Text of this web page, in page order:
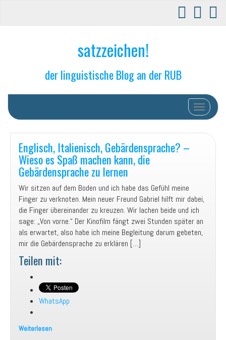
satzzeichen!
der linguistische Blog an der RUB
Schalte
Englisch, Italienisch, Gebärdensprache? –
Wieso es Spaß machen kann, die
Gebärdensprache zu lernen
Wir sitzen auf dem Boden und ich habe das Gefühl meine
Finger zu verknoten. Mein neuer Freund Gabriel hilft mir dabei,
die Finger übereinander zu kreuzen. Wir lachen beide und ich
sage: „Von vorne.“ Der Kinofilm fängt zwei Stunden später an
als erwartet, also habe ich meine Begleitung darum gebeten,
mir die Gebärdensprache zu erklären […]
Teilen mit:
WhatsApp
Weiterlesen